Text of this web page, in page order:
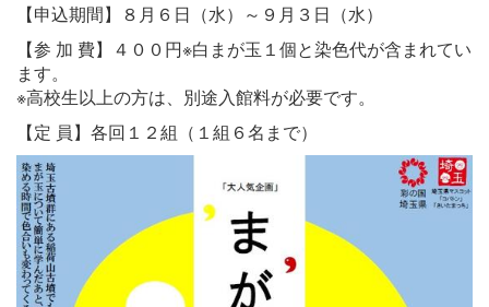
【申込期間】８月６日（水）～９月３日（水）
【参 加 費】４００円※白まが玉１個と染色代が含まれてい
ます。
※高校生以上の方は、別途入館料が必要です。
【定 員】各回１２組（１組６名まで）